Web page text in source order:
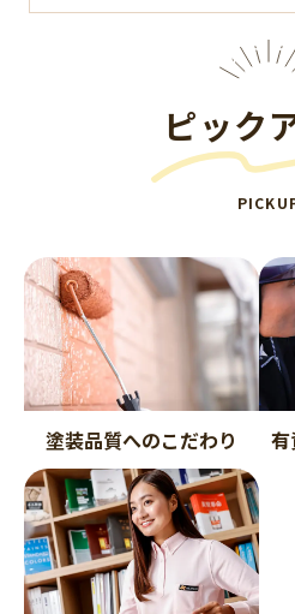
ピック
塗装品質へのこだわり